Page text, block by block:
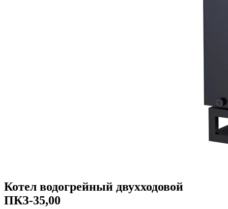
Котел водогрейный двухходовой
ПКЗ-35,00